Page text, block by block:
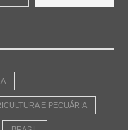
E PECUÁRIA